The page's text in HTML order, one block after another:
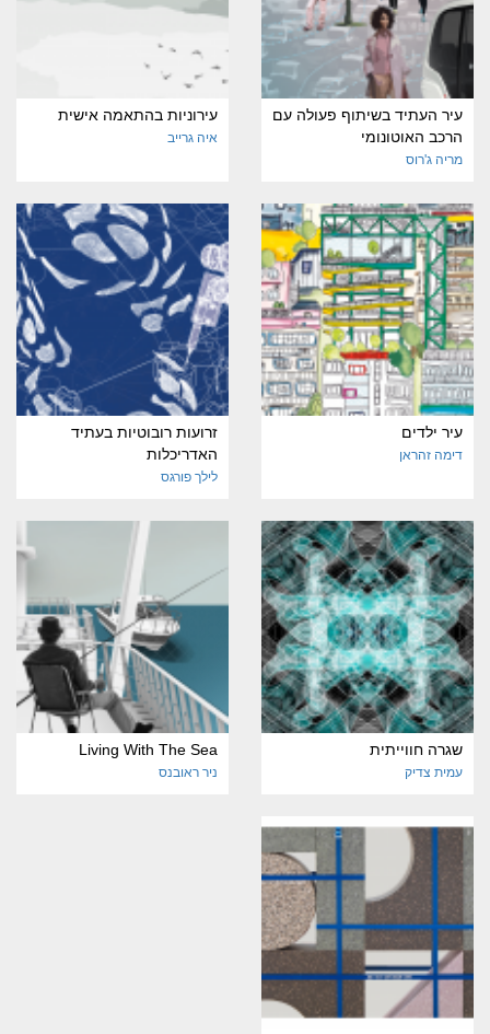
עיר העתיד בשיתוף פעולה עם
הרכב האוטונומי
מריה ג'רוס
עירוניות בהתאמה אישית
איה גרייב
עיר ילדים
דימה זהראן
זרועות רובוטיות בעתיד
האדריכלות
לילך פורגס
שגרה חווייתית
עמית צדיק
Living With The Sea
ניר ראובנס